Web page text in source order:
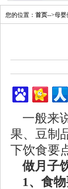
您的位置： 首页-->母婴
一般来
果、豆制
下饮食要
做月子
1、食